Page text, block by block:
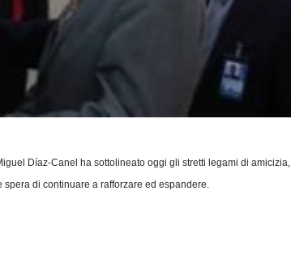
Díaz-Canel ha sottolineato oggi gli stretti legami di amicizia,
di continuare a rafforzare ed espandere.